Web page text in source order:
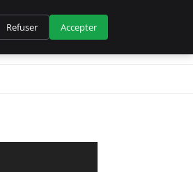
Refuser Accepter